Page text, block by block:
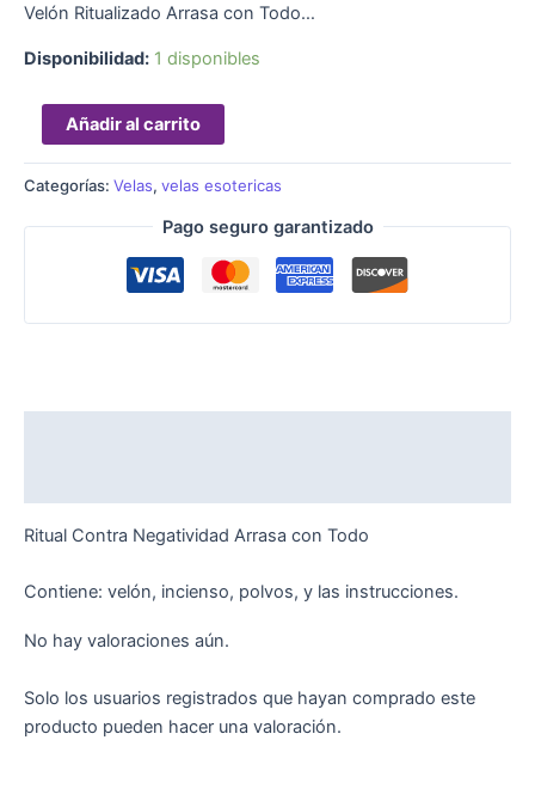
Velón Ritualizado Arrasa con Todo…
Disponibilidad: 1 disponibles
Añadir al carrito
Categorías: Velas, velas esotericas
Pago seguro garantizado
Ritual Contra Negatividad Arrasa con Todo
Contiene: velón, incienso, polvos, y las instrucciones.
No hay valoraciones aún.
Solo los usuarios registrados que hayan comprado este
producto pueden hacer una valoración.